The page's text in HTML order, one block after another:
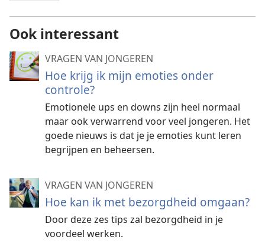
Ook interessant
VRAGEN VAN JONGEREN
Hoe krijg ik mijn emoties onder
controle?
Emotionele ups en downs zijn heel normaal
maar ook verwarrend voor veel jongeren. Het
goede nieuws is dat je je emoties kunt leren
begrijpen en beheersen.
VRAGEN VAN JONGEREN
Hoe kan ik met bezorgdheid omgaan?
Door deze zes tips zal bezorgdheid in je
voordeel werken.